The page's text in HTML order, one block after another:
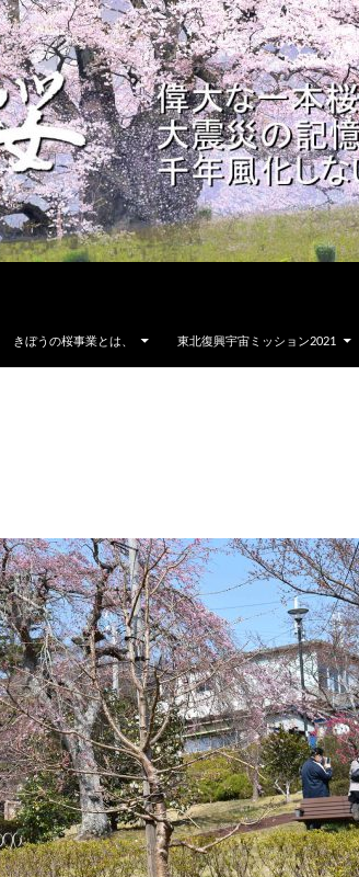
きぼうの桜事業とは、 東北復興宇宙ミッション2021